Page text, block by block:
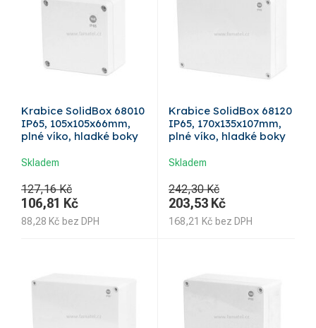
Krabice SolidBox 68010
IP65, 105x105x66mm,
plné víko, hladké boky
Skladem
127,16 Kč
106,81 Kč
88,28 Kč bez DPH
Krabice SolidBox 68120
IP65, 170x135x107mm,
plné víko, hladké boky
Skladem
242,30 Kč
203,53 Kč
168,21 Kč bez DPH